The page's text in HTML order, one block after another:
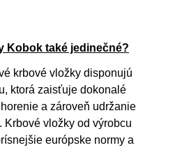
Kobok také jedinečné?
krbové vložky disponujú
ktorá zaisťuje dokonalé
a zároveň udržanie
Krbové vložky od výrobcu
európske normy a